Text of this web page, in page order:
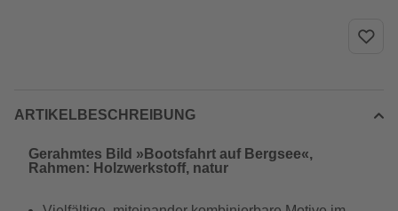
ARTIKELBESCHREIBUNG
Gerahmtes Bild »Bootsfahrt auf Bergsee«,
Rahmen: Holzwerkstoff, natur